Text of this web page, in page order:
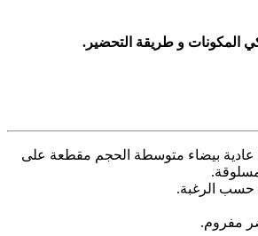
المكونات و طريقة التحضير.
عادية بيضاء متوسطة الحجم مقطعة على
حسب الرغبة.
مفروم.